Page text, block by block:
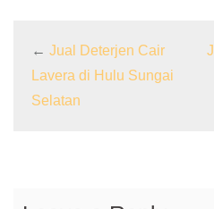
← Jual Deterjen Cair
Lavera di Hulu Sungai
Selatan